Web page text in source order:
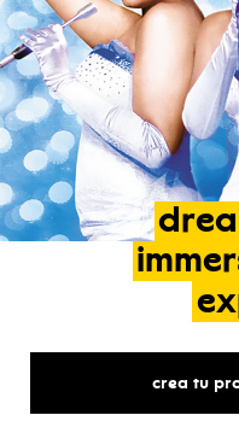
crea tu